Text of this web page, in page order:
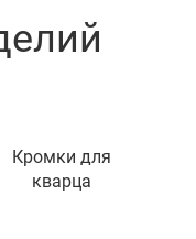
Кромки для
кварца